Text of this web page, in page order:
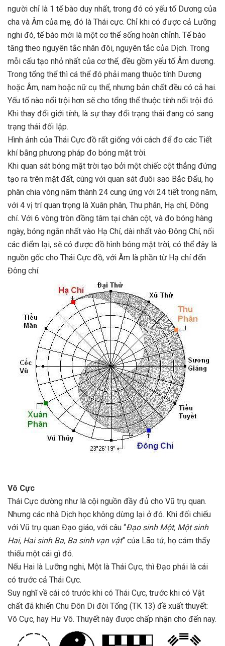
người chỉ là 1 tế bào duy nhất, trong đó có yếu tố Dương của
cha và Âm của mẹ, đó là Thái cực. Chỉ khi có được cả Lưỡng
nghi đó, tế bào mới là một cơ thể sống hoàn chỉnh. Tế bào
tăng theo nguyên tắc nhân đôi, nguyên tắc của Dịch. Trong
mỗi cấu tạo nhỏ nhất của cơ thể, đều gồm yếu tố Âm dương.
Trong tổng thể thì cá thể đó phải mang thuộc tính Dương
hoặc Âm, nam hoặc nữ cụ thể, nhưng bản chất đều có cả hai.
Yếu tố nào nổi trội hơn sẽ cho tổng thể thuộc tính nổi trội đó.
Khi thay đổi giới tính, là sự thay đổi trạng thái đang có sang
trạng thái đối lập.
Hình ảnh của Thái Cực đồ rất giống với cách để đo các Tiết
khí bằng phương pháp đo bóng mặt trời.
Khi quan sát bóng mặt trời tạo bởi một chiếc cột thẳng đứng
tạo ra trên mặt đất, cùng với quan sát đuôi sao Bắc Đẩu, họ
phân chia vòng năm thành 24 cung ứng với 24 tiết trong năm,
với 4 vị trí quan trọng là Xuân phân, Thu phân, Hạ chí, Đông
chí. Với 6 vòng tròn đồng tâm tại chân cột, và đo bóng hàng
ngày, bóng ngắn nhất vào Hạ Chí, dài nhất vào Đông Chí, nối
các điểm lại, sẽ có được đồ hình bóng mặt trời, có thể đây là
nguồn gốc cho Thái Cực đồ, với Âm là phần từ Hạ chí đến
Đông chí.
Vô Cực
Thái Cực dường như là cội nguồn đầy đủ cho Vũ trụ quan.
Nhưng các nhà Dịch học không dừng lại ở đó. Khi đối chiếu
với Vũ trụ quan Đạo giáo, với câu “Đạo sinh Một, Một sinh
Hai, Hai sinh Ba, Ba sinh vạn vật” của Lão tử, họ cảm thấy
thiếu một cái gì đó.
Nếu Hai là Lưỡng nghi, Một là Thái Cực, thì Đạo phải là cái
có trước cả Thái Cực.
Suy nghĩ về cái có trước khi có Thái Cực, trước khi có Vật
chất đã khiến Chu Đôn Di đời Tống (TK 13) đề xuất thuyết:
Vô Cực, hay Hư Vô. Thuyết này được chấp nhận cho đến nay.